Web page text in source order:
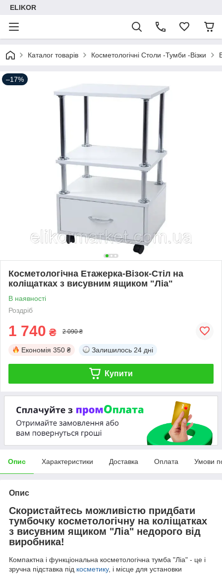
ELIKOR
Каталог товарів Косметологічні Столи -Тумби -Візки
–17%
Косметологічна Етажерка-Візок-Стіл на
коліщатках з висувним ящиком "Ліа"
В наявності
Роздріб
1 740 ₴ 2 090 ₴
Економія 350 ₴ Залишилось 24 дні
Купити
Опис Характеристики Доставка Оплата Умови
Опис
Скористайтесь можливістю придбати
тумбочку косметологічну на коліщатках
з висувним ящиком "Ліа" недорого від
виробника!
Компактна і функціональна косметологічна тумба "Ліа" - це і
зручна підставка під косметику, і місце для установки